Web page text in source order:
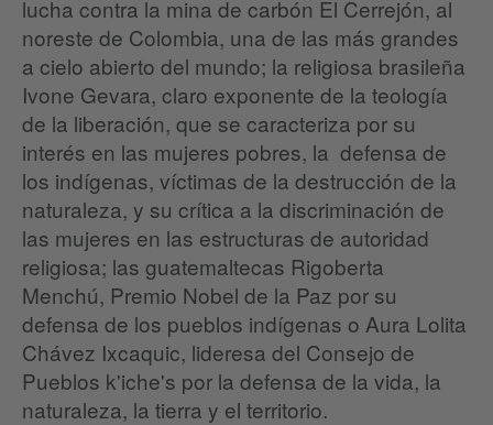
lucha contra la mina de carbón El Cerrejón, al
noreste de Colombia, una de las más grandes
a cielo abierto del mundo; la religiosa brasileña
Ivone Gevara, claro exponente de la teología
de la liberación, que se caracteriza por su
interés en las mujeres pobres, la defensa de
los indígenas, víctimas de la destrucción de la
naturaleza, y su crítica a la discriminación de
las mujeres en las estructuras de autoridad
religiosa; las guatemaltecas Rigoberta
Menchú, Premio Nobel de la Paz por su
defensa de los pueblos indígenas o Aura Lolita
Chávez Ixcaquic, lideresa del Consejo de
Pueblos k'iche's por la defensa de la vida, la
naturaleza, la tierra y el territorio.